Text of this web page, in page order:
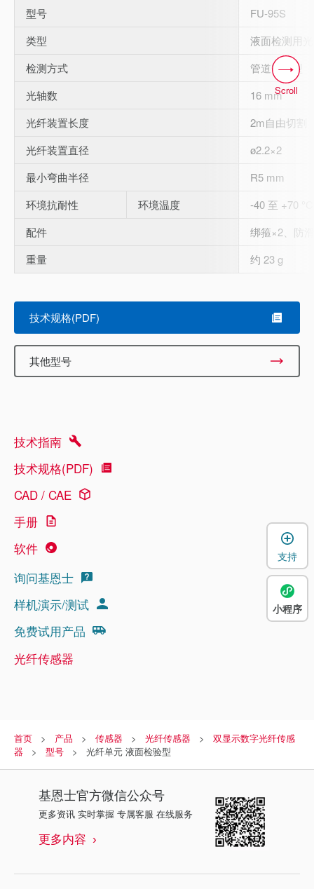
型号
FU-95S
类型
液面检测用
检测方式
管道安装型
光轴数
16 mm
光纤装置长度
2m自由切割
光纤装置直径
ø2.2×2
最小弯曲半径
R5 mm
环境抗耐性
环境温度
-40 至 +70 °C
配件
绑箍×2、防
重量
约 23 g
Scroll
技术规格(PDF)
其他型号
技术指南
技术规格(PDF)
CAD / CAE
手册
软件
询问基恩士
样机演示/测试
免费试用产品
光纤传感器
首页 产品 传感器 光纤传感器
双显示数字光纤传感
器
型号 光纤单元 液面检验型
基恩士官方微信公众号
更多资讯 实时掌握 专属客服 在线服务
更多内容
支持
小程序